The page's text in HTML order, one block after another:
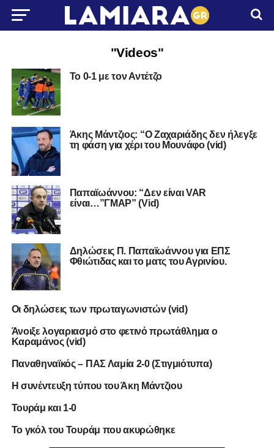
"Videos"
To 0-1 με τον Αντέτζο
Άκης Μάντζιος: “Ο Ζαχαριάδης δεν ήλεγξε
τη φάση για χέρι του Μουνάφο (vid)
Παπαϊωάννου: “Δεν είναι VAR
είναι…”ΓΜΑΡ” (Vid)
Δηλώσεις Π. Παπαϊωάννου για ΕΠΣ
Φθιώτιδας και το ματς του Αγρινίου.
Οι δηλώσεις των πρωταγωνιστών (vid)
Άνοιξε λογαριασμό στο φετινό πρωτάθλημα ο
Καραμάνος (vid)
Παναθηναϊκός – ΠΑΣ Λαμία 2-0 (Στιγμιότυπα)
Η συνέντευξη τύπου του Άκη Μάντζιου
Τουράμ και 1-0
Το γκόλ του Τουράμ που ακυρώθηκε